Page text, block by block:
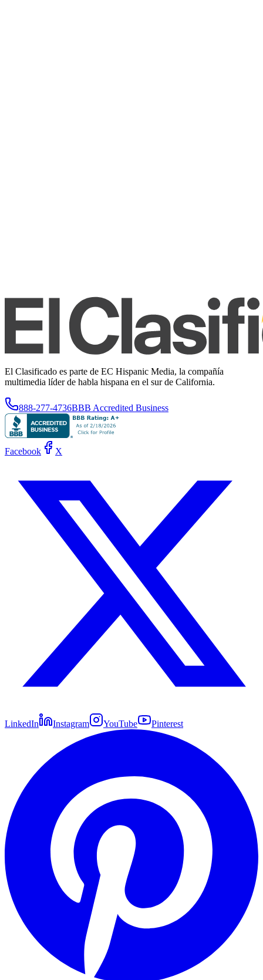
El Clasificado es parte de EC Hispanic Media, la compañía
multimedia líder de habla hispana en el sur de California.
888-277-4736BBB Accredited Business
Facebook X
LinkedIn Instagram YouTube Pinterest